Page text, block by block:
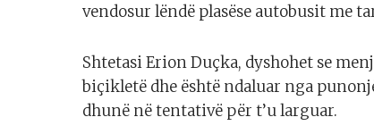
vendosur lëndë plasëse autobusit me
Shtetasi Erion Duçka, dyshohet se
biçikletë dhe është ndaluar nga
dhunë në tentativë për t’u larguar.